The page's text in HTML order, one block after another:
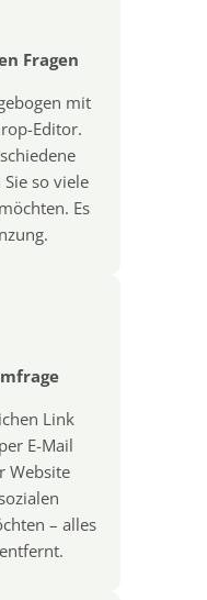
Fragen
mit
Editor.
so viele
Es
Link
E-Mail
Website
– alles